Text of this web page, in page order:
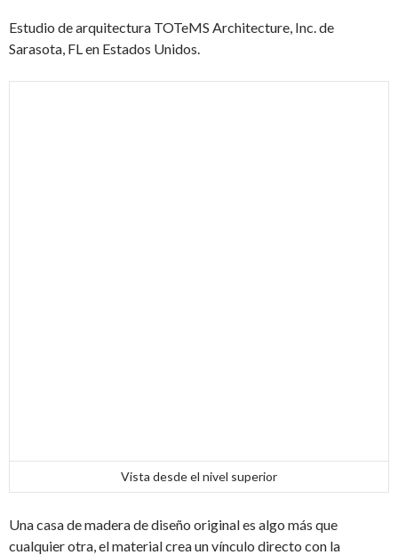
Estudio de arquitectura TOTeMS Architecture, Inc. de
Sarasota, FL en Estados Unidos.
Vista desde el nivel superior
Una casa de madera de diseño original es algo más que
cualquier otra, el material crea un vínculo directo con la